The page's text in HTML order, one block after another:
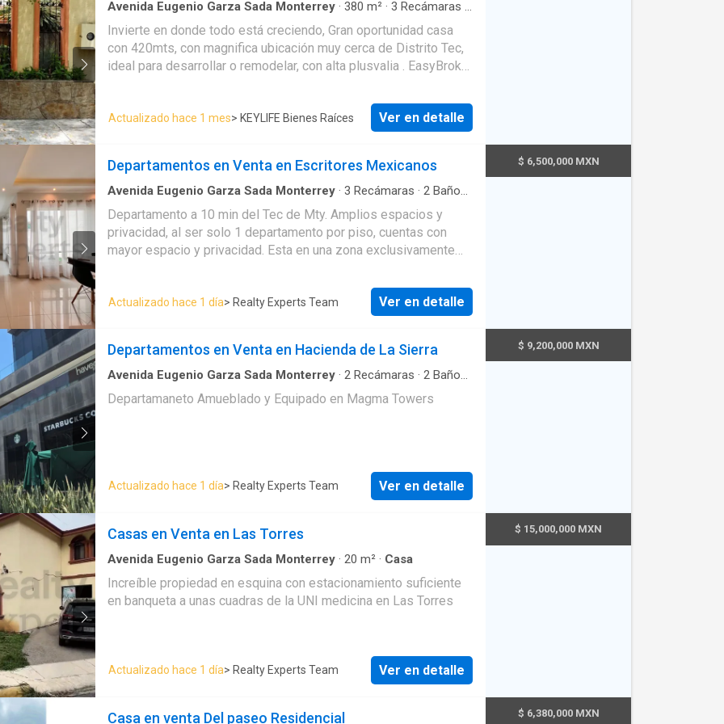
Avenida Eugenio Garza Sada Monterrey · 380 m² · 3 Recámaras ·
Cocina equipada·Jardín ·Asador
Invierte en donde todo está creciendo, Gran oportunidad casa
con 420mts, con magnifica ubicación muy cerca de Distrito Tec,
ideal para desarrollar o remodelar, con alta plusvalia . EasyBroker
Actualizado hace 1 mes> KEYLIFE Bienes Raíces Ver en detalle
Departamentos en Venta en Escritores Mexicanos
Avenida Eugenio Garza Sada Monterrey · 3 Recámaras · 2 Baños
Departamento a 10 min del Tec de Mty. Amplios espacios y
privacidad, al ser solo 1 departamento por piso, cuentas con
mayor espacio y privacidad. Esta en una zona exclusivamente
montañas da una sensación de frescura y de tener la naturaleza
cerca de ti.
Actualizado hace 1 día> Realty Experts Team Ver en detalle
$ 6,500,000 MXN
Departamentos en Venta en Hacienda de La Sierra
Avenida Eugenio Garza Sada Monterrey · 2 Recámaras · 2 Baños
Departamaneto Amueblado y Equipado en Magma Towers
Actualizado hace 1 día> Realty Experts Team Ver en detalle
$ 9,200,000 MXN
Casas en Venta en Las Torres
Avenida Eugenio Garza Sada Monterrey · 20 m² · Casa
Increíble propiedad en esquina con estacionamiento suficiente
en banqueta a unas cuadras de la UNI medicina en Las Torres
Actualizado hace 1 día> Realty Experts Team Ver en detalle
$ 15,000,000 MXN
Casa en venta Del paseo Residencial $ 6,380,000 MXN